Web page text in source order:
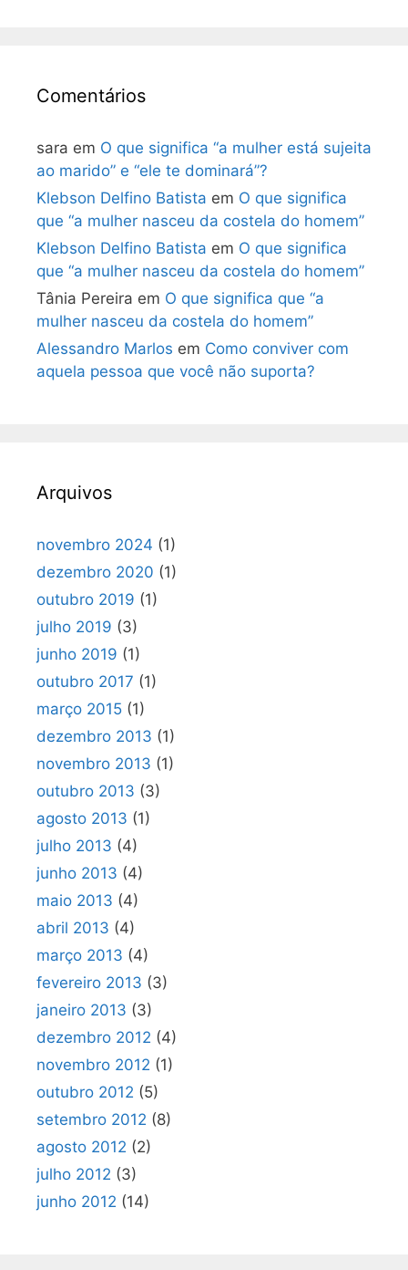
Comentários
sara em O que significa “a mulher está sujeita
ao marido” e “ele te dominará”?
Klebson Delfino Batista em O que significa
que “a mulher nasceu da costela do homem”
Klebson Delfino Batista em O que significa
que “a mulher nasceu da costela do homem”
Tânia Pereira em O que significa que “a
mulher nasceu da costela do homem”
Alessandro Marlos em Como conviver com
aquela pessoa que você não suporta?
Arquivos
novembro 2024 (1)
dezembro 2020 (1)
outubro 2019 (1)
julho 2019 (3)
junho 2019 (1)
outubro 2017 (1)
março 2015 (1)
dezembro 2013 (1)
novembro 2013 (1)
outubro 2013 (3)
agosto 2013 (1)
julho 2013 (4)
junho 2013 (4)
maio 2013 (4)
abril 2013 (4)
março 2013 (4)
fevereiro 2013 (3)
janeiro 2013 (3)
dezembro 2012 (4)
novembro 2012 (1)
outubro 2012 (5)
setembro 2012 (8)
agosto 2012 (2)
julho 2012 (3)
junho 2012 (14)